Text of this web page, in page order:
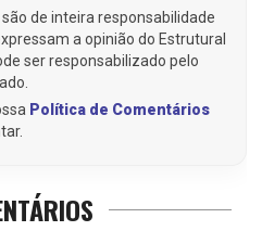
de inteira responsabilidade
a opinião do Estrutural
ser responsabilizado pelo
Política de Comentários